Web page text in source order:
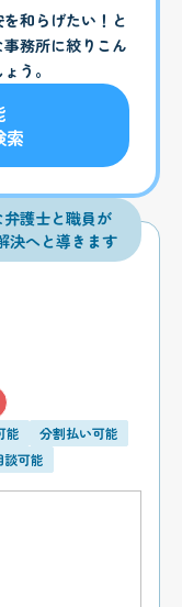
和らげたい！と
務所に絞りこん
う。
索
弁護士と職員が
決へと導きます
能
分割払い可能
談可能